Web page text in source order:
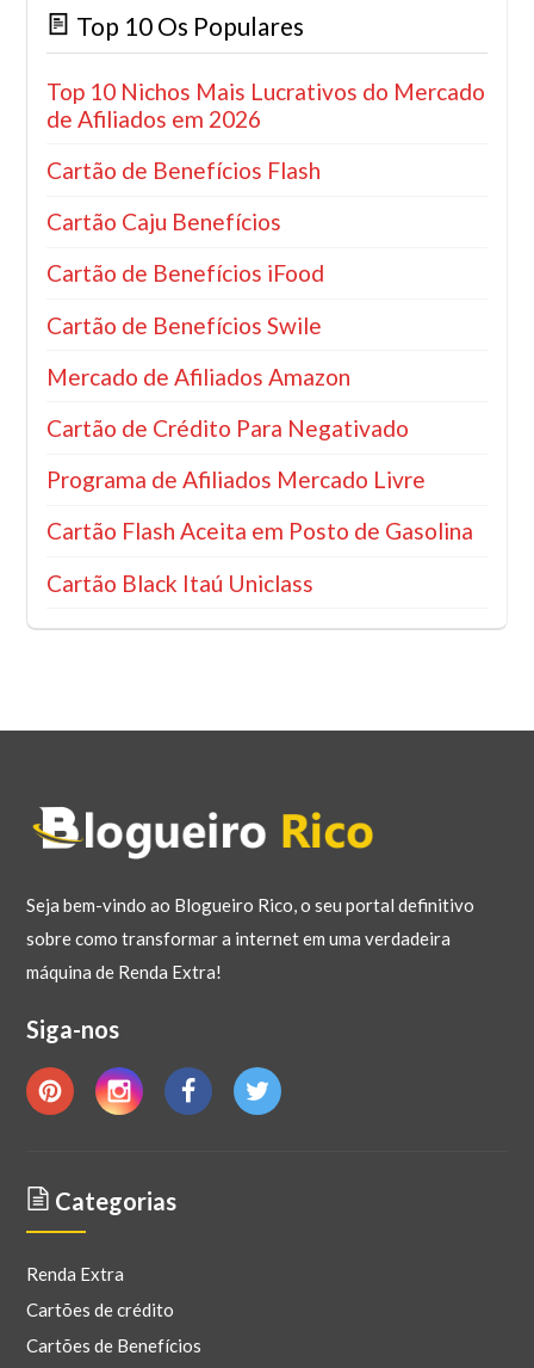
Top 10 Os Populares
Top 10 Nichos Mais Lucrativos do Mercado
de Afiliados em 2026
Cartão de Benefícios Flash
Cartão Caju Benefícios
Cartão de Benefícios iFood
Cartão de Benefícios Swile
Mercado de Afiliados Amazon
Cartão de Crédito Para Negativado
Programa de Afiliados Mercado Livre
Cartão Flash Aceita em Posto de Gasolina
Cartão Black Itaú Uniclass
Seja bem-vindo ao Blogueiro Rico, o seu portal definitivo
sobre como transformar a internet em uma verdadeira
máquina de Renda Extra!
Siga-nos
Categorias
Renda Extra
Cartões de crédito
Cartões de Benefícios